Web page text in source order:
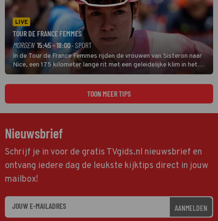
LIVE
TOUR DE FRANCE FEMMES
MORGEN 15:45 - 18:00· SPORT
In de Tour de France Femmes rijden de vrouwen van Sisteron naar
Nice, een 175 kilometer lange rit met een geleidelijke klim in het
midden. Dat is mogelijk niet de zwaarste hindernis, dat is de
temperatuur. Het kan in Nice namelijk bloedheet worden.
TOON MEER TIPS
Nieuwsbrief
Schrijf je in voor de gratis TVgids.nl nieuwsbrief en
ontvang iedere dag de leukste kijktips direct in jouw
mailbox!
AANMELDEN